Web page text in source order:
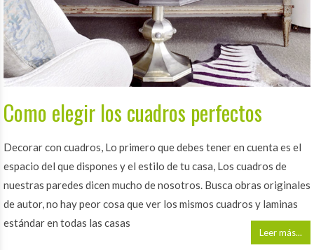
Como elegir los cuadros perfectos
Decorar con cuadros, Lo primero que debes tener en cuenta es el
espacio del que dispones y el estilo de tu casa, Los cuadros de
nuestras paredes dicen mucho de nosotros. Busca obras originales
de autor, no hay peor cosa que ver los mismos cuadros y laminas
estándar en todas las casas
Leer más...